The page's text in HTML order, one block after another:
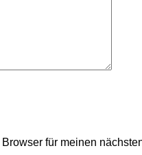
für meinen